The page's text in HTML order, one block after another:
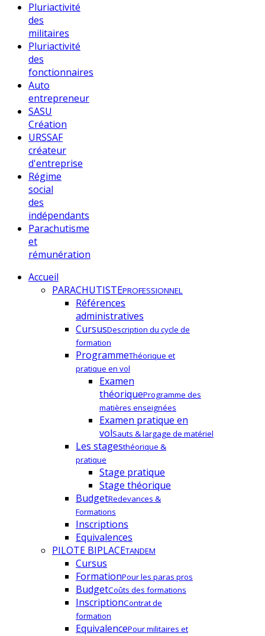
Pluriactivité
des
militaires
Pluriactivité
des
fonctionnaires
Auto
entrepreneur
SASU
Création
URSSAF
créateur
d'entreprise
Régime
social
des
indépendants
Parachutisme
et
rémunération
Accueil
PARACHUTISTEPROFESSIONNEL
Références
administratives
CursusDescription du cycle de
formation
ProgrammeThéorique et
pratique en vol
Examen
théoriqueProgramme des
matières enseignées
Examen pratique en
volSauts & largage de matériel
Les stagesthéorique &
pratique
Stage pratique
Stage théorique
BudgetRedevances &
Formations
Inscriptions
Equivalences
PILOTE BIPLACETANDEM
Cursus
FormationPour les paras pros
BudgetCoûts des formations
InscriptionContrat de
formation
EquivalencePour militaires et